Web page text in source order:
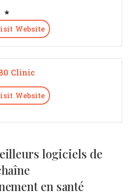
Website
Clinic
Website
logiciels de
en santé